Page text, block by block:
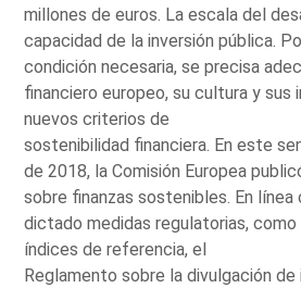
millones de euros. La escala del
capacidad de la inversión pública.
condición necesaria, se precisa
financiero europeo, su cultura y sus
nuevos criterios de
sostenibilidad financiera. En este
de 2018, la Comisión Europea
sobre finanzas sostenibles. En línea
dictado medidas regulatorias,
índices de referencia, el
Reglamento sobre la divulgación